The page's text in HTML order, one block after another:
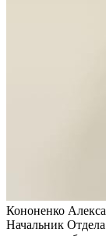
Кононенко
Начальник